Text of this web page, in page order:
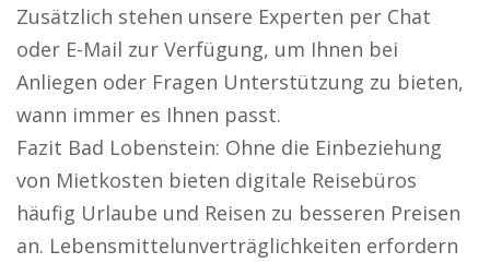
Zusätzlich stehen unsere Experten per Chat
oder E-Mail zur Verfügung, um Ihnen bei
Anliegen oder Fragen Unterstützung zu bieten,
wann immer es Ihnen passt.
Fazit Bad Lobenstein: Ohne die Einbeziehung
von Mietkosten bieten digitale Reisebüros
häufig Urlaube und Reisen zu besseren Preisen
an. Lebensmittelunverträglichkeiten erfordern